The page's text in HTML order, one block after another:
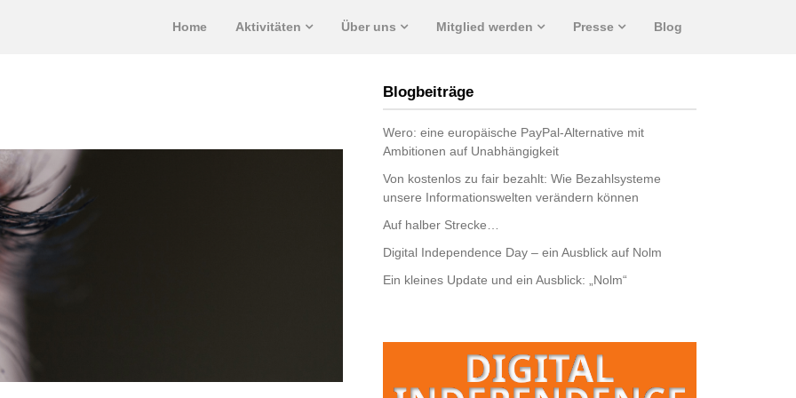
Home Aktivitäten Über uns Mitglied werden Presse Blog
Blogbeiträge
Wero: eine europäische PayPal-Alternative mit
Ambitionen auf Unabhängigkeit
Von kostenlos zu fair bezahlt: Wie Bezahlsysteme
unsere Informationswelten verändern können
Auf halber Strecke…
Digital Independence Day – ein Ausblick auf Nolm
Ein kleines Update und ein Ausblick: „Nolm“